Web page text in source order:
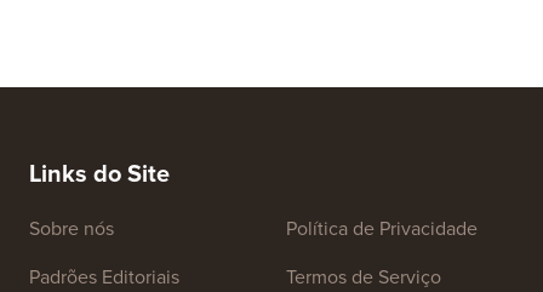
Links do Site
Sobre nós
Padrões Editoriais
Política de Privacidade
Termos de Serviço